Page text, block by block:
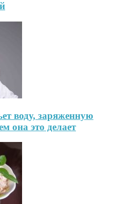
воду, заряженную
она это делает